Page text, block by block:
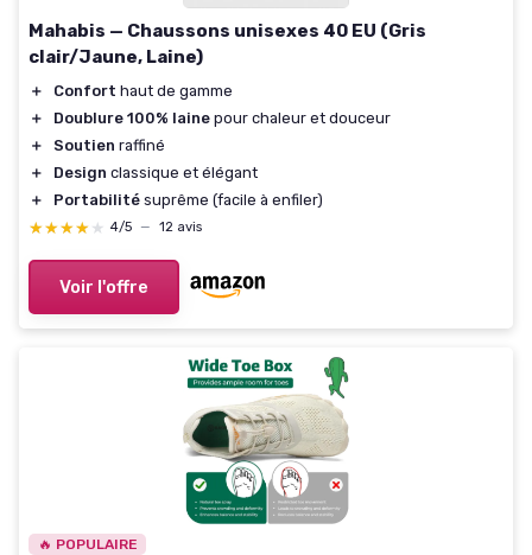
Mahabis — Chaussons unisexes 40 EU (Gris
clair/Jaune, Laine)
＋ Confort haut de gamme
＋
Doublure 100% laine pour chaleur et douceur
＋
Soutien raffiné
＋
Design classique et élégant
＋
Portabilité suprême (facile à enfiler)
★★★★★
★★★★★ 4/5 — 12 avis
Voir l'offre
🔥 POPULAIRE